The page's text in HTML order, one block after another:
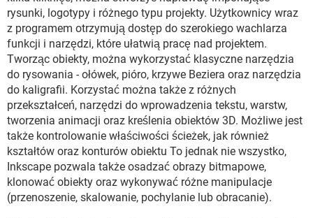
rysunki, logotypy i różnego typu projekty. Użytkownicy wraz
z programem otrzymują dostęp do szerokiego wachlarza
funkcji i narzędzi, które ułatwią pracę nad projektem.
Tworząc obiekty, można wykorzystać klasyczne narzędzia
do rysowania - ołówek, pióro, krzywe Beziera oraz narzędzia
do kaligrafii. Korzystać można także z różnych
przekształceń, narzędzi do wprowadzenia tekstu, warstw,
tworzenia animacji oraz kreślenia obiektów 3D. Możliwe jest
także kontrolowanie właściwości ścieżek, jak również
kształtów oraz konturów obiektu To jednak nie wszystko,
Inkscape pozwala także osadzać obrazy bitmapowe,
klonować obiekty oraz wykonywać różne manipulacje
(przenoszenie, skalowanie, pochylanie lub obracanie).